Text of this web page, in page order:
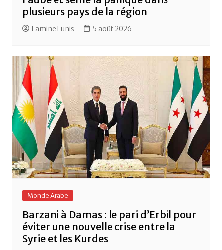
plusieurs pays de la région
Lamine Lunis 5 août 2026
Monde Arabe
Barzani à Damas : le pari d’Erbil pour
éviter une nouvelle crise entre la
Syrie et les Kurdes